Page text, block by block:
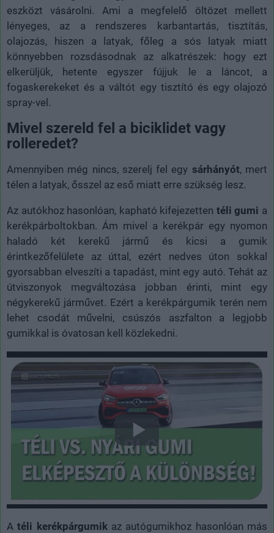
eszközt vásárolni. Ami a megfelelő öltözet mellett
lényeges, az a rendszeres karbantartás, tisztítás,
olajozás, hiszen a latyak, főleg a sós latyak miatt
könnyebben rozsdásodnak az alkatrészek: hogy ezt
elkerüljük, hetente egyszer fújjuk le a láncot, a
fogaskerekeket és a váltót egy tisztító és egy olajozó
spray-vel.
Mivel szereld fel a biciklidet vagy
rolleredet?
Amennyiben még nincs, szerelj fel egy sárhányót, mert
télen a latyak, ősszel az eső miatt erre szükség lesz.
Az autókhoz hasonlóan, kapható kifejezetten téli gumi a
kerékpárboltokban. Ám mivel a kerékpár egy nyomon
haladó két kerekű jármű és kicsi a gumik
érintkezőfelülete az úttal, ezért nedves úton sokkal
gyorsabban elveszíti a tapadást, mint egy autó. Tehát az
útviszonyok megváltozása jobban érinti, mint egy
négykerekű járművet. Ezért a kerékpárgumik terén nem
lehet csodát művelni, csúszós aszfalton a legjobb
gumikkal is óvatosan kell közlekedni.
Atéli kerékpárgumikaz autógumikhoz hasonlóan más